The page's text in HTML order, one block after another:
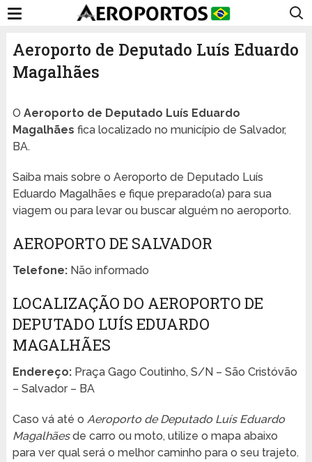
Aeroporto de Deputado Luís Eduardo
Magalhães
O Aeroporto de Deputado Luís Eduardo
Magalhães fica localizado no município de Salvador,
BA.
Saiba mais sobre o Aeroporto de Deputado Luís
Eduardo Magalhães e fique preparado(a) para sua
viagem ou para levar ou buscar alguém no aeroporto.
AEROPORTO DE SALVADOR
Telefone:Não informado
LOCALIZAÇÃO DO AEROPORTO DE
DEPUTADO LUÍS EDUARDO
MAGALHÃES
Endereço:Praça Gago Coutinho, S/N – São Cristóvão
– Salvador – BA
Caso vá até o Aeroporto de Deputado Luís Eduardo
Magalhãesde carro ou moto, utilize o mapa abaixo
para ver qual será o melhor caminho para o seu trajeto.